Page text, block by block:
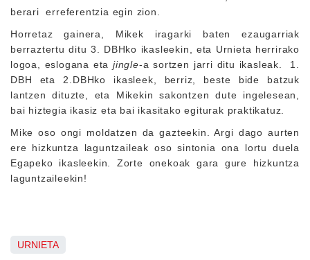
berari erreferentzia egin zion.
Horretaz gainera, Mikek iragarki baten ezaugarriak
berraztertu ditu 3. DBHko ikasleekin, eta Urnieta herrirako
logoa, eslogana eta jingle-a sortzen jarri ditu ikasleak. 1.
DBH eta 2.DBHko ikasleek, berriz, beste bide batzuk
lantzen dituzte, eta Mikekin sakontzen dute ingelesean,
bai hiztegia ikasiz eta bai ikasitako egiturak praktikatuz.
Mike oso ongi moldatzen da gazteekin. Argi dago aurten
ere hizkuntza laguntzaileak oso sintonia ona lortu duela
Egapeko ikasleekin. Zorte onekoak gara gure hizkuntza
laguntzaileekin!
URNIETA